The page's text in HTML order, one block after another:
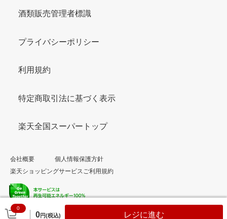
0
0円(税込) レジに進む
酒類販売管理者標識
プライバシーポリシー
利用規約
特定商取引法に基づく表示
楽天全国スーパートップ
会社概要
個人情報保護方針
楽天ショッピングサービスご利用規約
© Rakuten Group, Inc.